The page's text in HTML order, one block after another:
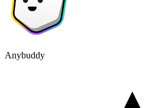
Anybuddy